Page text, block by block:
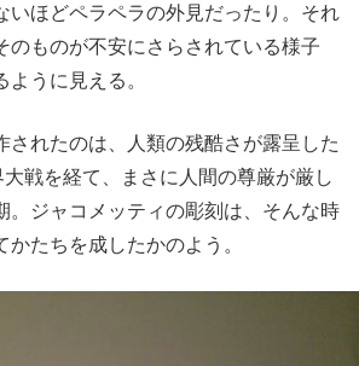
いほどペラペラの外見だったり。それ
のものが不安にさらされている様子
ように見える。
れたのは、人類の残酷さが露呈した
戦を経て、まさに人間の尊厳が厳し
。ジャコメッティの彫刻は、そんな時
たちを成したかのよう。